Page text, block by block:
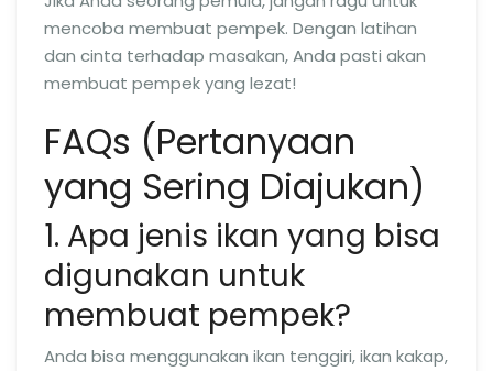
mencoba membuat pempek. Dengan latihan
dan cinta terhadap masakan, Anda pasti akan
membuat pempek yang lezat!
FAQs (Pertanyaan
yang Sering Diajukan)
1. Apa jenis ikan yang bisa
digunakan untuk
membuat pempek?
Anda bisa menggunakan ikan tenggiri, ikan kakap,